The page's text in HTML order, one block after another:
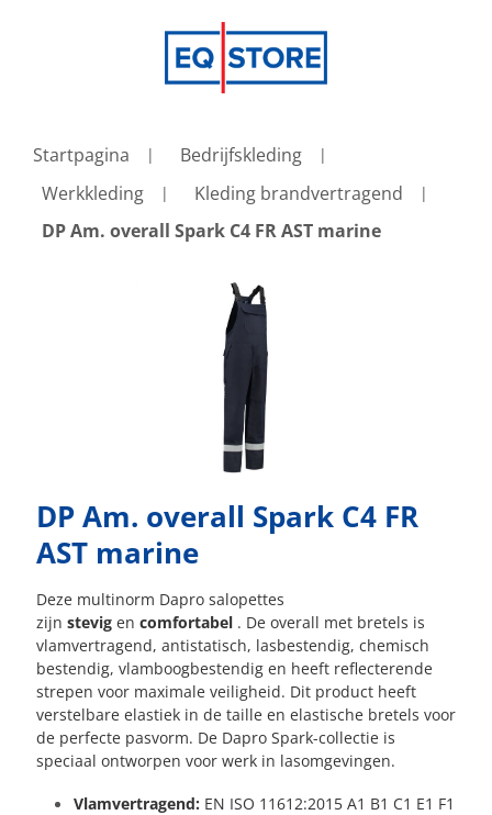
Startpagina
Bedrijfskleding
Werkkleding
Kleding brandvertragend
DP Am. overall Spark C4 FR AST marine
DP Am. overall Spark C4 FR
AST marine
Deze multinorm Dapro salopettes
zijn stevig en comfortabel . De overall met bretels is
vlamvertragend, antistatisch, lasbestendig, chemisch
bestendig, vlamboogbestendig en heeft reflecterende
strepen voor maximale veiligheid. Dit product heeft
verstelbare elastiek in de taille en elastische bretels voor
de perfecte pasvorm. De Dapro Spark-collectie is
speciaal ontworpen voor werk in lasomgevingen.
Vlamvertragend: EN ISO 11612:2015 A1 B1 C1 E1 F1